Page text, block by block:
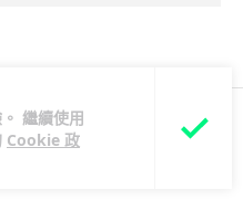
繼續使用
Cookie 政